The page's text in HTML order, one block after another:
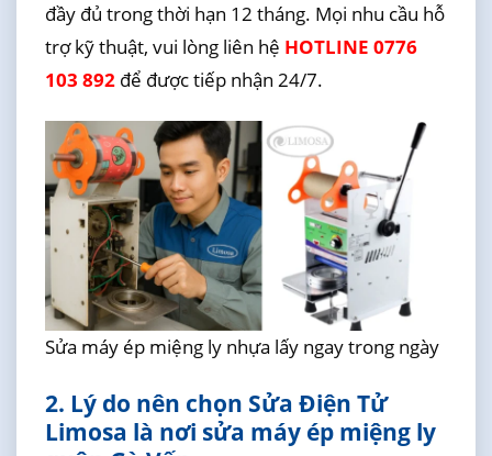
đầy đủ trong thời hạn 12 tháng. Mọi nhu cầu hỗ
trợ kỹ thuật, vui lòng liên hệ HOTLINE 0776
103 892để được tiếp nhận 24/7.
Sửa máy ép miệng ly nhựa lấy ngay trong ngày
2. Lý do nên chọn Sửa Điện Tử
Limosa là nơi sửa máy ép miệng ly